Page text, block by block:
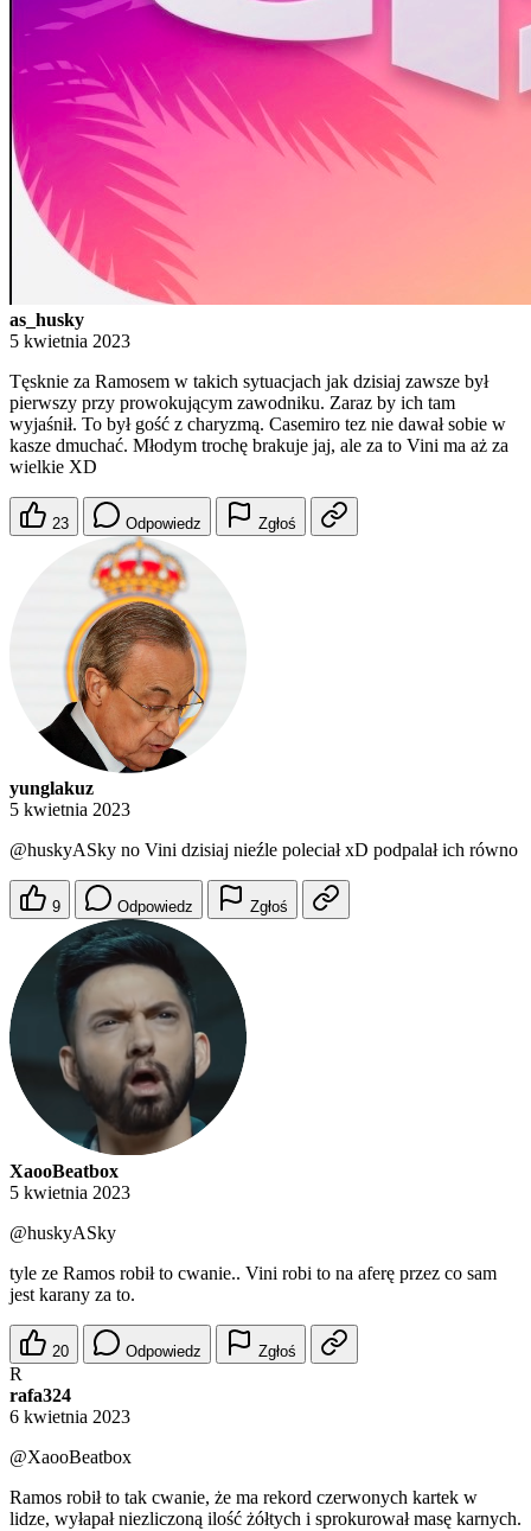
as_husky
5 kwietnia 2023
Tęsknie za Ramosem w takich sytuacjach jak dzisiaj zawsze był
pierwszy przy prowokującym zawodniku. Zaraz by ich tam
wyjaśnił. To był gość z charyzmą. Casemiro tez nie dawał sobie w
kasze dmuchać. Młodym trochę brakuje jaj, ale za to Vini ma aż za
wielkie XD
23 Odpowiedz Zgłoś
yunglakuz
5 kwietnia 2023
@huskyASky no Vini dzisiaj nieźle poleciał xD podpalał ich równo
9 Odpowiedz Zgłoś
XaooBeatbox
5 kwietnia 2023
@huskyASky
tyle ze Ramos robił to cwanie.. Vini robi to na aferę przez co sam
jest karany za to.
20 Odpowiedz Zgłoś
R
rafa324
6 kwietnia 2023
@XaooBeatbox
Ramos robił to tak cwanie, że ma rekord czerwonych kartek w
lidze, wyłapał niezliczoną ilość żółtych i sprokurował masę karnych.